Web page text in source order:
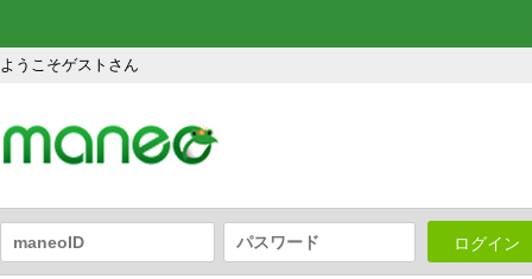
ようこそゲストさん
ログイン